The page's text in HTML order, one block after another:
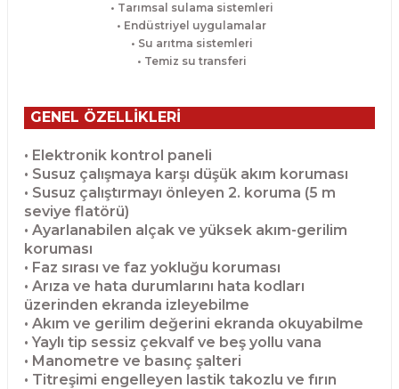
• Tarımsal sulama sistemleri
• Endüstriyel uygulamalar
• Su arıtma sistemleri
• Temiz su transferi
GENEL ÖZELLİKLERİ
• Elektronik kontrol paneli
• Susuz çalışmaya karşı düşük akım koruması
• Susuz çalıştırmayı önleyen 2. koruma (5 m
seviye flatörü)
• Ayarlanabilen alçak ve yüksek akım-gerilim
koruması
• Faz sırası ve faz yokluğu koruması
• Arıza ve hata durumlarını hata kodları
üzerinden ekranda izleyebilme
• Akım ve gerilim değerini ekranda okuyabilme
• Yaylı tip sessiz çekvalf ve beş yollu vana
• Manometre ve basınç şalteri
• Titreşimi engelleyen lastik takozlu ve fırın